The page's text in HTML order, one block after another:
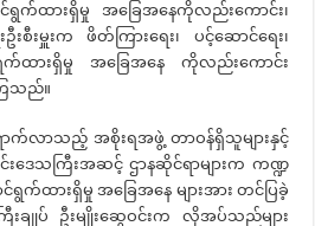
င်ရွက်ထားရှိမှု အခြေအနေကိုလည်းကောင်း၊
စီးမှူးက ဖိတ်ကြားရေး၊ ပင့်ဆောင်ရေး၊
က်ထားရှိမှု အခြေအနေ ကိုလည်းကောင်း
ြသည်။
သည့် အစိုးရအဖွဲ့ တာဝန်ရှိသူများနှင့်
ေသကြီးအဆင့် ဌာနဆိုင်ရာများက ကဏ္ဍ
ထားရှိမှု အခြေအနေ များအား တင်ပြခဲ့
ြီးချုပ် ဦးမျိုးဆွေဝင်းက လိုအပ်သည်များ